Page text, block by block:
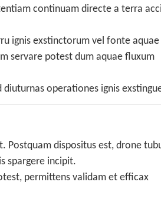
continuam directe a terra
ignis exstinctorum vel fonte
servare potest dum aquae fluxum
operationes ignis
Postquam dispositus est, drone
spargere incipit.
permittens validam et efficax